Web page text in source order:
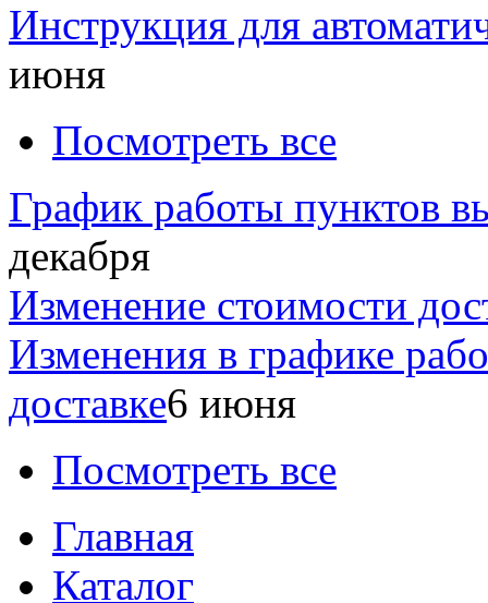
Инструкция для
июня
Посмотреть все
График работы пунктов
декабря
Изменение стоимости
Изменения в графике
доставке6 июня
Посмотреть все
Главная
Каталог